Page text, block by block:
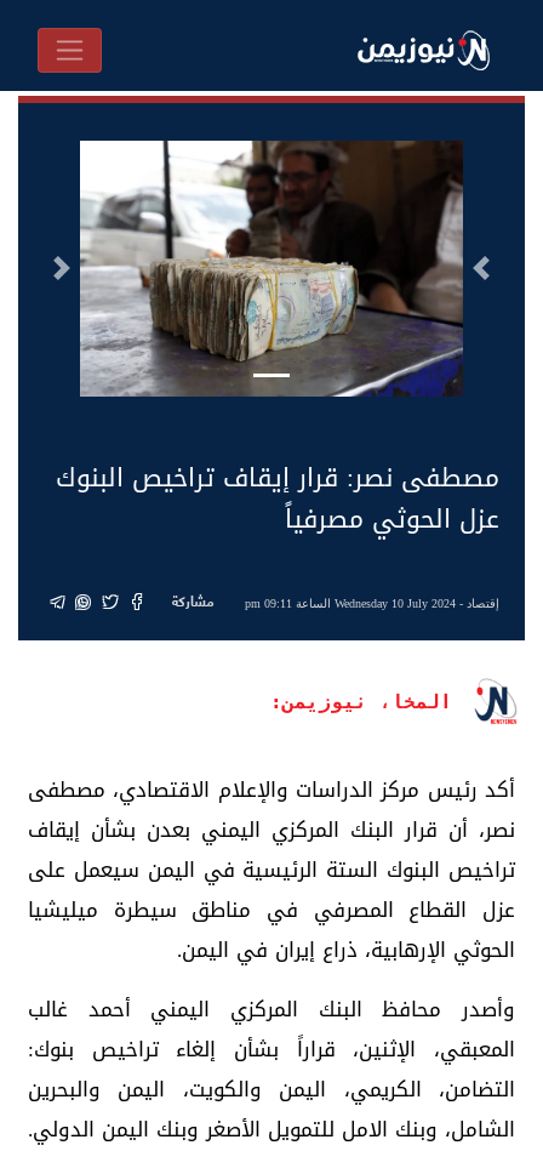
السابق التالى
مصطفى نصر: قرار إيقاف تراخيص البنوك
عزل الحوثي مصرفياً
إقتصاد - Wednesday 10 July 2024 الساعة 09:11 pm مشاركة
المخا، نيوزيمن:
أكد رئيس مركز الدراسات والإعلام الاقتصادي، مصطفى
نصر، أن قرار البنك المركزي اليمني بعدن بشأن إيقاف
تراخيص البنوك الستة الرئيسية في اليمن سيعمل على
عزل القطاع المصرفي في مناطق سيطرة ميليشيا
الحوثي الإرهابية، ذراع إيران في اليمن.
وأصدر محافظ البنك المركزي اليمني أحمد غالب
المعبقي، الإثنين، قراراً بشأن إلغاء تراخيص بنوك:
التضامن، الكريمي، اليمن والكويت، اليمن والبحرين
الشامل، وبنك الامل للتمويل الأصغر وبنك اليمن الدولي.